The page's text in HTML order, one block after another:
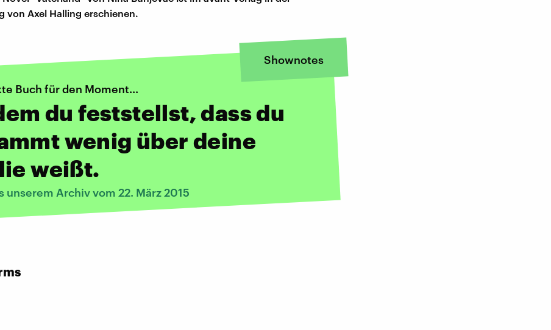
von Axel Halling erschienen.
Shownotes
Buch für den Moment...
du feststellst, dass du
wenig über deine
weißt.
unserem Archiv vom 22. März 2015